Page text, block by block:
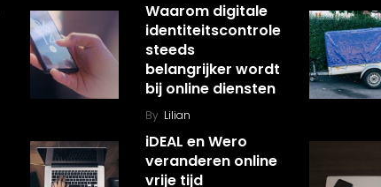
Waarom digitale
identiteitscontrole
steeds
belangrijker wordt
bij online diensten
By Lilian
iDEAL en Wero
veranderen online
vrije tijd